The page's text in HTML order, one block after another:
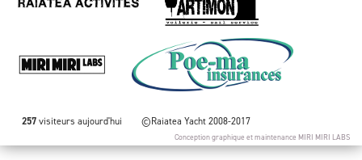
257visiteurs aujourd'hui ©Raiatea Yacht 2008-2017
Conception graphique et maintenance MIRI MIRI LABS